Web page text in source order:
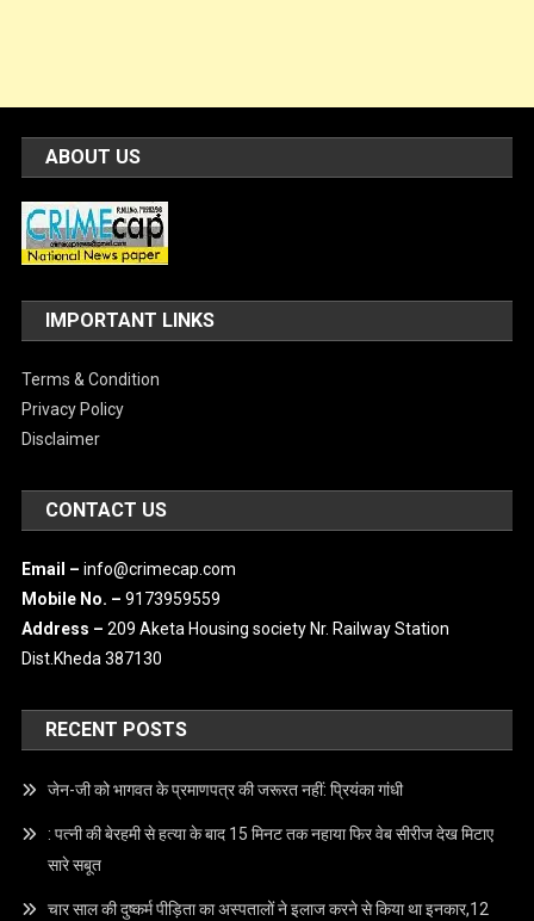
ABOUT US
IMPORTANT LINKS
Terms & Condition
Privacy Policy
Disclaimer
CONTACT US
Email –info@crimecap.com
Mobile No. – 9173959559
Address –209 Aketa Housing society Nr. Railway Station
Dist.Kheda 387130
RECENT POSTS
जेन-जी को भागवत के प्रमाणपत्र की जरूरत नहीं: प्रियंका गांधी
: पत्नी की बेरहमी से हत्या के बाद 15 मिनट तक नहाया फिर वेब सीरीज देख मिटाए
सारे सबूत
चार साल की दुष्कर्म पीड़िता का अस्पतालों ने इलाज करने से किया था इनकार,12